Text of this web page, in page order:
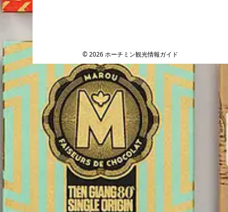
© 2026 ホーチミン観光情報ガイド